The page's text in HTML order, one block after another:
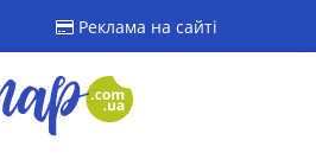
Реклама на сайті